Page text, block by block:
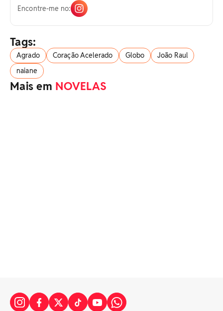
Encontre-me no:
Tags:
Agrado Coração Acelerado Globo
João Raul
naiane
Mais em NOVELAS